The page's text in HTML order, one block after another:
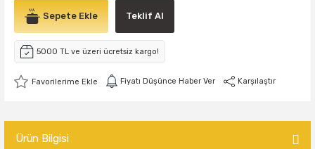
Sepete Ekle Teklif Al
5000 TL ve üzeri ücretsiz kargo!
Fiyatı Düşünce Haber Ver Karşılaştır
Ürün Bilgisi